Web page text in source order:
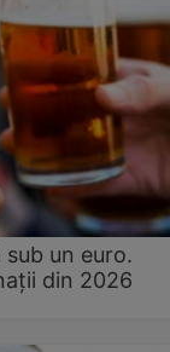
un euro.
din 2026